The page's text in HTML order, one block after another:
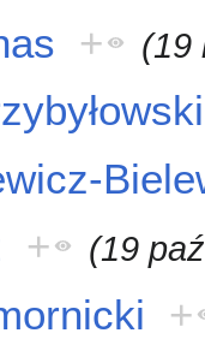
+ (19
+ (19
+